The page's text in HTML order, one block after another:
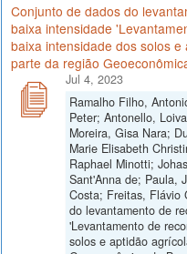
Conjunto de dados do
baixa intensidade
baixa intensidade dos solos
parte da região
Jul 4, 2023
Ramalho Filho,
Peter; Antonello,
Moreira, Gisa Nara;
Marie Elisabeth
Raphael Minotti;
Sant'Anna de; Paula,
Costa; Freitas, Flávio
do levantamento de
'Levantamento de
solos e aptidão